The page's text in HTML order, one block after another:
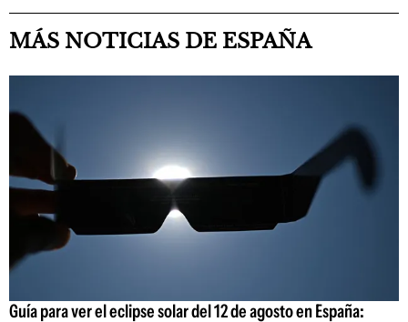
MÁS NOTICIAS DE ESPAÑA
Guía para ver el eclipse solar del 12 de agosto en España: